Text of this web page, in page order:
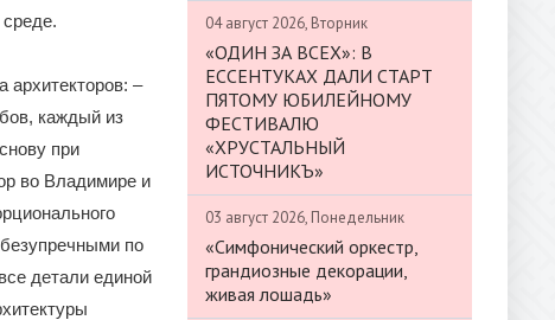
архитекторов: –
каждый из
при
во Владимире и
по
детали единой
04 август 2026, Вторник
«ОДИН ЗА ВСЕХ»: В
ЕССЕНТУКАХ ДАЛИ СТАРТ
ПЯТОМУ ЮБИЛЕЙНОМУ
ФЕСТИВАЛЮ
«ХРУСТАЛЬНЫЙ
ИСТОЧНИКЪ»
03 август 2026, Понедельник
«Симфонический оркестр,
грандиозные декорации,
живая лошадь»